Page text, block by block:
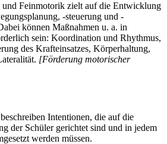
Feinmotorik zielt auf die Entwicklung
-steuerung und -
können Maßnahmen u. a. in
sein: Koordination und Rhythmus,
des Krafteinsatzes, Körperhaltung,
[Förderung motorischer
Intentionen, die auf die
der Schüler gerichtet sind und in jedem
werden müssen.